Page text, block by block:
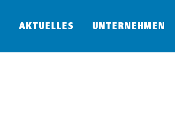
AKTUELLES UNTERNEHMEN